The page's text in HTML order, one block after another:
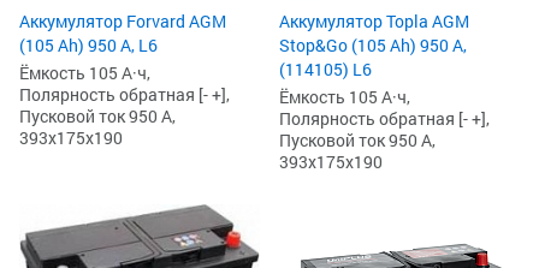
Аккумулятор Forvard AGM
(105 Ah) 950 А, L6
Ёмкость 105 А·ч,
Полярность обратная [- +],
Пусковой ток 950 А,
393x175x190
Аккумулятор Topla AGM
Stop&Go (105 Ah) 950 А,
(114105) L6
Ёмкость 105 А·ч,
Полярность обратная [- +],
Пусковой ток 950 А,
393x175x190